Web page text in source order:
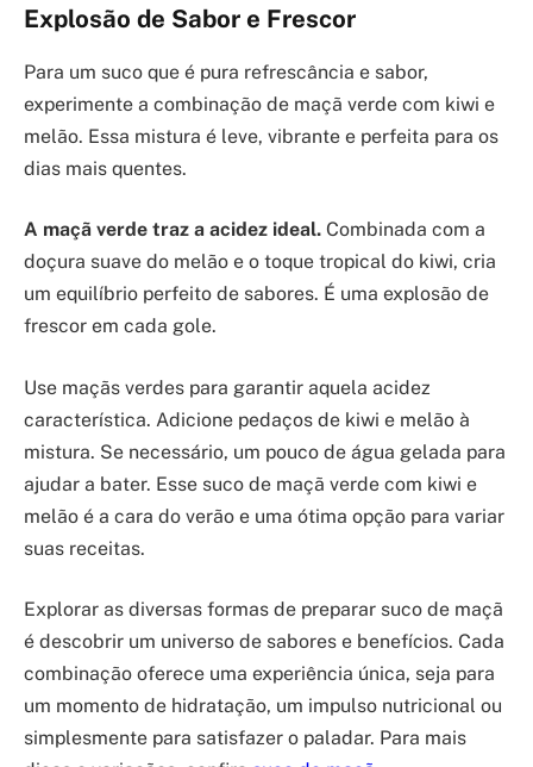
Explosão de Sabor e Frescor
Para um suco que é pura refrescância e sabor,
experimente a combinação de maçã verde com kiwi e
melão. Essa mistura é leve, vibrante e perfeita para os
dias mais quentes.
A maçã verde traz a acidez ideal. Combinada com a
doçura suave do melão e o toque tropical do kiwi, cria
um equilíbrio perfeito de sabores. É uma explosão de
frescor em cada gole.
Use maçãs verdes para garantir aquela acidez
característica. Adicione pedaços de kiwi e melão à
mistura. Se necessário, um pouco de água gelada para
ajudar a bater. Esse suco de maçã verde com kiwi e
melão é a cara do verão e uma ótima opção para variar
suas receitas.
Explorar as diversas formas de preparar suco de maçã
é descobrir um universo de sabores e benefícios. Cada
combinação oferece uma experiência única, seja para
um momento de hidratação, um impulso nutricional ou
simplesmente para satisfazer o paladar. Para mais